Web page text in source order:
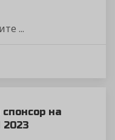
...
на
2023